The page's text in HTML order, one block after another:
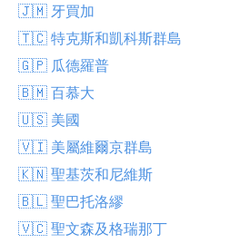
🇯🇲 牙買加
🇹🇨 特克斯和凱科斯群島
🇬🇵 瓜德羅普
🇧🇲 百慕大
🇺🇸 美國
🇻🇮 美屬維爾京群島
🇰🇳 聖基茨和尼維斯
🇧🇱 聖巴托洛繆
🇻🇨 聖文森及格瑞那丁